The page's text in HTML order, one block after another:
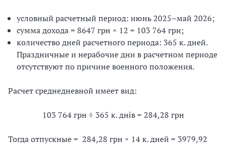
условный расчетный период: июнь 2025–май 2026;
сумма дохода = 8647 грн × 12 = 103 764 грн;
количество дней расчетного периода: 365 к. дней.
Праздничные и нерабочие дни в расчетном периоде
отсутствуют по причине военного положения.
Расчет среднедневной имеет вид:
103 764 грн ÷ 365 к. днів = 284,28 грн
Тогда отпускные = 284,28 грн × 14 к. дней = 3979,92